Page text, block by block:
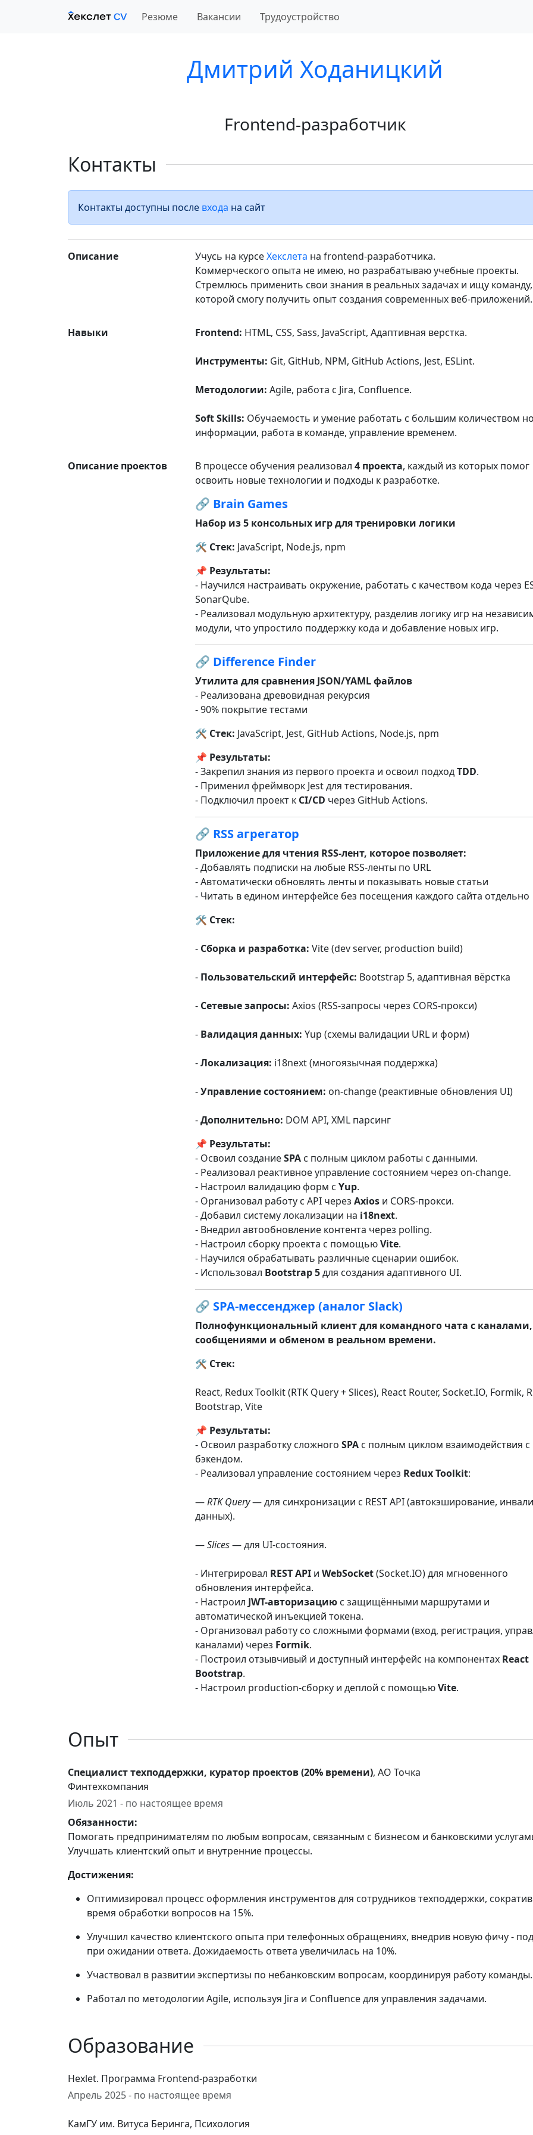
Резюме Вакансии Трудоустройство
Дмитрий Ходаницкий
Frontend-разработчик
Контакты
Контакты доступны после входа на сайт
Описание Учусь на курсеХекслета на frontend-разработчика.
Коммерческого опыта не имею, но разрабатываю учебные проекты.
Стремлюсь применить свои знания в реальных задачах и ищу
которой смогу получить опыт создания современных веб-приложений.
Навыки Frontend: HTML, CSS, Sass, JavaScript, Адаптивная верстка.
Инструменты: Git, GitHub, NPM, GitHub Actions, Jest, ESLint.
Методологии: Agile, работа с Jira, Confluence.
Soft Skills: Обучаемость и умение работать с большим количеством
информации, работа в команде, управление временем.
Описание проектов В процессе обучения реализовал 4 проекта, каждый из которых помог
освоить новые технологии и подходы к разработке.
🔗 Brain Games
Набор из 5 консольных игр для тренировки логики
🛠 Стек: JavaScript, Node.js, npm
📌 Результаты:
- Научился настраивать окружение, работать с качеством кода через
SonarQube.
- Реализовал модульную архитектуру, разделив логику игр на
модули, что упростило поддержку кода и добавление новых игр.
🔗 Difference Finder
Утилита для сравнения JSON/YAML файлов
- Реализована древовидная рекурсия
- 90% покрытие тестами
🛠 Стек: JavaScript, Jest, GitHub Actions, Node.js, npm
📌 Результаты:
- Закрепил знания из первого проекта и освоил подходTDD.
- Применил фреймворк Jest для тестирования.
- Подключил проект к CI/CD через GitHub Actions.
🔗 RSS агрегатор
Приложение для чтения RSS-лент, которое позволяет:
- Добавлять подписки на любые RSS-ленты по URL
- Автоматически обновлять ленты и показывать новые статьи
- Читать в едином интерфейсе без посещения каждого сайта отдельно
🛠 Стек:
- Сборка и разработка: Vite (dev server, production build)
- Пользовательский интерфейс: Bootstrap 5, адаптивная вёрстка
- Сетевые запросы: Axios (RSS-запросы через CORS-прокси)
- Валидация данных: Yup (схемы валидации URL и форм)
-Локализация: i18next (многоязычная поддержка)
-Управление состоянием: on-change (реактивные обновления UI)
-Дополнительно: DOM API, XML парсинг
📌 Результаты:
- Освоил созданиеSPAс полным циклом работы с данными.
- Реализовал реактивное управление состоянием через on-change.
- Настроил валидацию форм с Yup.
- Организовал работу с API через Axiosи CORS-прокси.
- Добавил систему локализации на i18next.
- Внедрил автообновление контента через polling.
- Настроил сборку проекта с помощьюVite.
- Научился обрабатывать различные сценарии ошибок.
- Использовал Bootstrap 5для создания адаптивного UI.
🔗 SPA-мессенджер (аналог Slack)
Полнофункциональный клиент для командного чата с каналами,
сообщениями и обменом в реальном времени.
🛠 Стек:
React, Redux Toolkit (RTK Query + Slices), React Router, Socket.IO, Formik,
Bootstrap, Vite
📌 Результаты:
- Освоил разработку сложного SPAс полным циклом взаимодействия с
бэкендом.
- Реализовал управление состоянием через Redux Toolkit:
—RTK Query— для синхронизации с REST API (автокэширование,
данных).
—Slices— для UI-состояния.
- Интегрировал REST APIи WebSocket(Socket.IO) для мгновенного
обновления интерфейса.
- Настроил JWT-авторизациюс защищёнными маршрутами и
автоматической инъекцией токена.
- Организовал работу со сложными формами (вход, регистрация,
каналами) через Formik.
- Построил отзывчивый и доступный интерфейс на компонентах React
Bootstrap.
- Настроил production-сборку и деплой с помощьюVite.
Опыт
Специалист техподдержки, куратор проектов (20% времени), АО Точка
Финтехкомпания
Июль 2021 - по настоящее время
Обязанности:
Помогать предпринимателям по любым вопросам, связанным с бизнесом и банковскими
Улучшать клиентский опыт и внутренние процессы.
Достижения:
Оптимизировал процесс оформления инструментов для сотрудников техподдержки, сократив
время обработки вопросов на 15%.
Улучшил качество клиентского опыта при телефонных обращениях, внедрив новую фичу -
при ожидании ответа. Дожидаемость ответа увеличилась на 10%.
Участвовал в развитии экспертизы по небанковским вопросам, координируя работу команды.
Работал по методологии Agile, используя Jira и Confluence для управления задачами.
Образование
Hexlet. Программа Frontend-разработки
Апрель 2025 - по настоящее время
КамГУ им. Витуса Беринга, Психология